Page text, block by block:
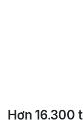
Hơn 16.300